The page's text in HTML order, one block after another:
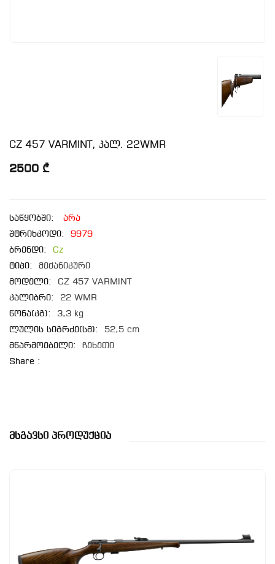
CZ 457 VARMINT, კალ. 22WMR
2500 ₾
საწყობში:
არა
შტრიხკოდი:
9979
ბრენდი:
Cz
ტიპი:
მექანიკური
მოდელი:
CZ 457 VARMINT
კალიბრი:
22 WMR
წონა(კგ):
3,3 kg
ლულის სიგრძე(სმ):
52,5 cm
მწარმოებელი:
ჩეხეთი
Share :
Მსგავსი Პროდუქცია